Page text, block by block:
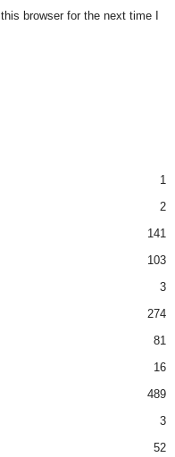
browser for the next time I
1
2
141
103
3
274
81
16
489
3
52